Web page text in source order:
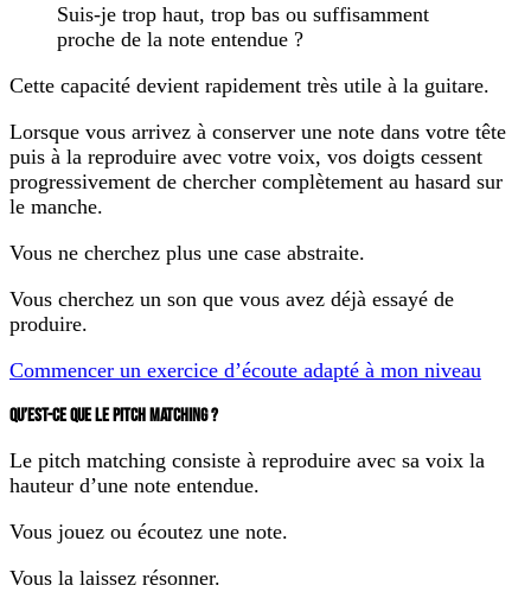
Suis-je trop haut, trop bas ou suffisamment
proche de la note entendue ?
Cette capacité devient rapidement très utile à la guitare.
Lorsque vous arrivez à conserver une note dans votre tête
puis à la reproduire avec votre voix, vos doigts cessent
progressivement de chercher complètement au hasard sur
le manche.
Vous ne cherchez plus une case abstraite.
Vous cherchez un son que vous avez déjà essayé de
produire.
Commencer un exercice d’écoute adapté à mon niveau
QU’EST-CE QUE LE PITCH MATCHING ?
Le pitch matching consiste à reproduire avec sa voix la
hauteur d’une note entendue.
Vous jouez ou écoutez une note.
Vous la laissez résonner.